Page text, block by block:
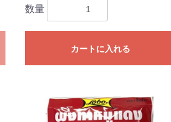
数量
カートに入れる